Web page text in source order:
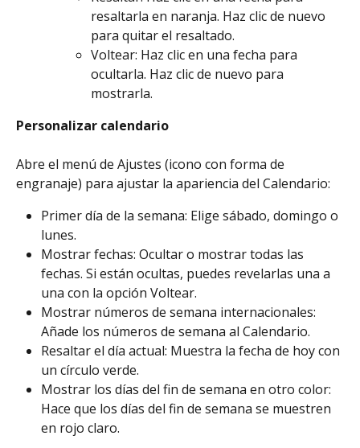
resaltarla en naranja. Haz clic de nuevo
para quitar el resaltado.
Voltear: Haz clic en una fecha para
ocultarla. Haz clic de nuevo para
mostrarla.
Personalizar calendario
Abre el menú de Ajustes (icono con forma de
engranaje) para ajustar la apariencia del Calendario:
Primer día de la semana: Elige sábado, domingo o
lunes.
Mostrar fechas: Ocultar o mostrar todas las
fechas. Si están ocultas, puedes revelarlas una a
una con la opción Voltear.
Mostrar números de semana internacionales:
Añade los números de semana al Calendario.
Resaltar el día actual: Muestra la fecha de hoy con
un círculo verde.
Mostrar los días del fin de semana en otro color:
Hace que los días del fin de semana se muestren
en rojo claro.